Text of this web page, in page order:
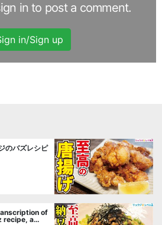
in to post a comment.
in/Sign up
のバズレシピ
of
recipe, a